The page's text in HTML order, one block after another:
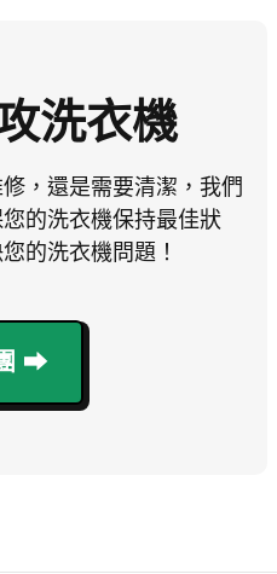
洗衣機
，還是需要清潔，我們
的洗衣機保持最佳狀
的洗衣機問題！
⮕